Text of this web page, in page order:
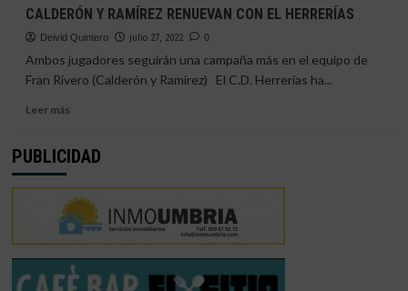
RIVERO
SE
SUMAN
HERRERÍAS
CALDERÓN Y RAMÍREZ RENUEVAN CON EL HERRERÍAS
Deivid Quintero julio 27, 2022 0
Ambos jugadores seguirán una campaña más en el equipo de
Fran Rivero (Calderón y Ramírez) El C.D. Herrerías ha...
Leer másLeer
CALDERÓN
RAMÍREZ
RENUEVAN
CON
EL
HERRERÍAS
PUBLICIDAD